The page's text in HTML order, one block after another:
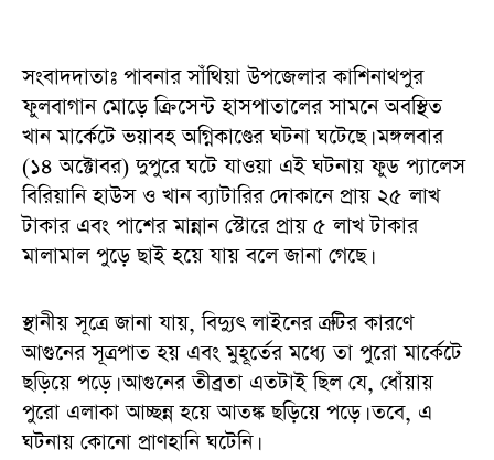
সংবাদদাতাঃ পাবনার সাঁথিয়া উপজেলার কাশিনাথপুর
ফুলবাগান মোড়ে ক্রিসেন্ট হাসপাতালের সামনে অবস্থিত
খান মার্কেটে ভয়াবহ অগ্নিকাণ্ডের ঘটনা ঘটেছে। মঙ্গলবার
(১৪ অক্টোবর) দুপুরে ঘটে যাওয়া এই ঘটনায় ফুড প্যালেস
বিরিয়ানি হাউস ও খান ব্যাটারির দোকানে প্রায় ২৫ লাখ
টাকার এবং পাশের মান্নান স্টোরে প্রায় ৫ লাখ টাকার
মালামাল পুড়ে ছাই হয়ে যায় বলে জানা গেছে।
স্থানীয় সূত্রে জানা যায়, বিদ্যুৎ লাইনের ত্রুটির কারণে
আগুনের সূত্রপাত হয় এবং মুহূর্তের মধ্যে তা পুরো মার্কেটে
ছড়িয়ে পড়ে। আগুনের তীব্রতা এতটাই ছিল যে, ধোঁয়ায়
পুরো এলাকা আচ্ছন্ন হয়ে আতঙ্ক ছড়িয়ে পড়ে। তবে, এ
ঘটনায় কোনো প্রাণহানি ঘটেনি।